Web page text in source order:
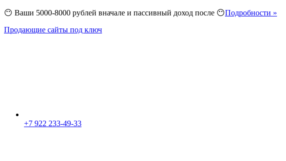
😶 Ваши 5000-8000 рублей вначале и пассивный доход после 😶Подробности »
Продающие сайты под ключ
+7 922 233-49-33